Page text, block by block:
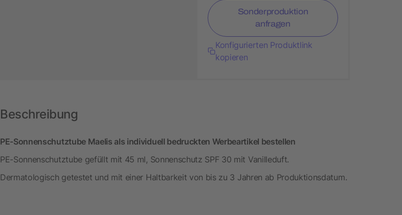
Sonderproduktion
anfragen
Konfigurierten Produktlink
kopieren
Beschreibung
PE-Sonnenschutztube Maelis als individuell bedruckten Werbeartikel bestellen
PE-Sonnenschutztube gefüllt mit 45 ml, Sonnenschutz SPF 30 mit Vanilleduft.
Dermatologisch getestet und mit einer Haltbarkeit von bis zu 3 Jahren ab Produktionsdatum.